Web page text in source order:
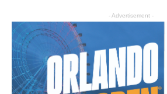
- Advertisement -